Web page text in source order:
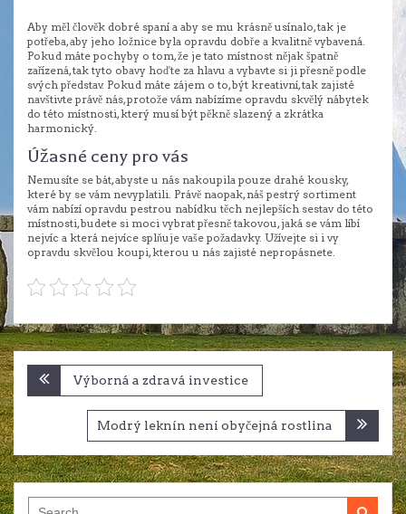
Aby měl člověk dobré spaní a aby se mu krásně usínalo, tak je
potřeba, aby jeho ložnice byla opravdu dobře a kvalitně vybavená.
Pokud máte pochyby o tom, že je tato místnost nějak špatně
zařízená, tak tyto obavy hoďte za hlavu a vybavte si ji přesně podle
svých představ. Pokud máte zájem o to, být kreativní, tak zajisté
navštivte právě nás, protože vám nabízíme opravdu skvělý nábytek
do této místnosti, který musí být pěkně slazený a zkrátka
harmonický.
Úžasné ceny pro vás
Nemusíte se bát, abyste u nás nakoupila pouze drahé kousky,
které by se vám nevyplatili. Právě naopak, náš pestrý sortiment
vám nabízí opravdu pestrou nabídku těch nejlepších sestav do této
místnosti, budete si moci vybrat přesně takovou, jaká se vám líbí
nejvíc a která nejvíce splňuje vaše požadavky. Užívejte si i vy
opravdu skvělou koupi, kterou u nás zajisté nepropásnete.
Navigace
pro
příspěvek
Výborná a zdravá investice
Modrý leknín není obyčejná rostlina